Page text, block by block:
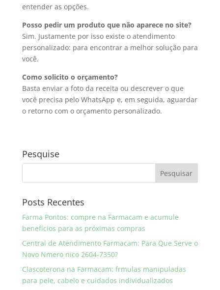
entender as opções.
Posso pedir um produto que não aparece no site?
Sim. Justamente por isso existe o atendimento
personalizado: para encontrar a melhor solução para
você.
Como solicito o orçamento?
Basta enviar a foto da receita ou descrever o que
você precisa pelo WhatsApp e, em seguida, aguardar
o retorno com o orçamento personalizado.
Pesquise
Posts Recentes
Farma Pontos: compre na Farmacam e acumule
benefícios para as próximas compras
Central de Atendimento Farmacam: Para Que Serve o
Novo Nmero nico 2604-7350?
Clascoterona na Farmacam: frmulas manipuladas
para pele, cabelo e cuidados individualizados